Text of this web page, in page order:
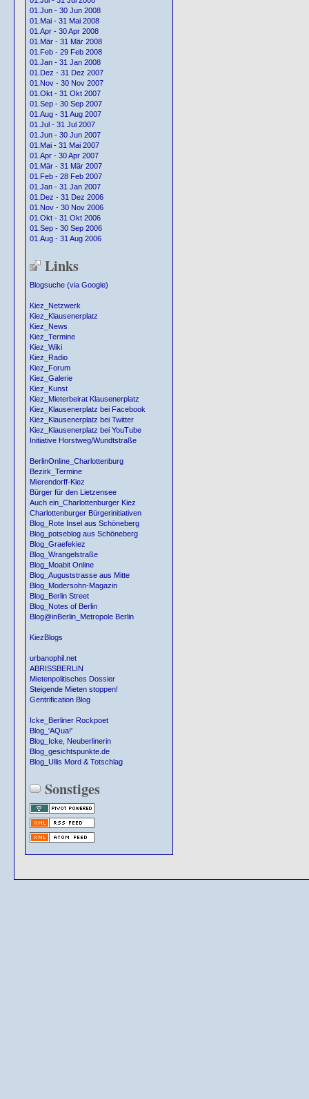
01.Jun - 30 Jun 2008
01.Mai - 31 Mai 2008
01.Apr - 30 Apr 2008
01.Mär - 31 Mär 2008
01.Feb - 29 Feb 2008
01.Jan - 31 Jan 2008
01.Dez - 31 Dez 2007
01.Nov - 30 Nov 2007
01.Okt - 31 Okt 2007
01.Sep - 30 Sep 2007
01.Aug - 31 Aug 2007
01.Jul - 31 Jul 2007
01.Jun - 30 Jun 2007
01.Mai - 31 Mai 2007
01.Apr - 30 Apr 2007
01.Mär - 31 Mär 2007
01.Feb - 28 Feb 2007
01.Jan - 31 Jan 2007
01.Dez - 31 Dez 2006
01.Nov - 30 Nov 2006
01.Okt - 31 Okt 2006
01.Sep - 30 Sep 2006
01.Aug - 31 Aug 2006
Links
Blogsuche (via Google)
Kiez_Netzwerk
Kiez_Klausenerplatz
Kiez_News
Kiez_Termine
Kiez_Wiki
Kiez_Radio
Kiez_Forum
Kiez_Galerie
Kiez_Kunst
Kiez_Mieterbeirat Klausenerplatz
Kiez_Klausenerplatz bei Facebook
Kiez_Klausenerplatz bei Twitter
Kiez_Klausenerplatz bei YouTube
Initiative Horstweg/Wundtstraße
BerlinOnline_Charlottenburg
Bezirk_Termine
Mierendorff-Kiez
Bürger für den Lietzensee
Auch ein_Charlottenburger Kiez
Charlottenburger Bürgerinitiativen
Blog_Rote Insel aus Schöneberg
Blog_potseblog aus Schöneberg
Blog_Graefekiez
Blog_Wrangelstraße
Blog_Moabit Online
Blog_Auguststrasse aus Mitte
Blog_Modersohn-Magazin
Blog_Berlin Street
Blog_Notes of Berlin
Blog@inBerlin_Metropole Berlin
KiezBlogs
urbanophil.net
ABRISSBERLIN
Mietenpolitisches Dossier
Steigende Mieten stoppen!
Gentrification Blog
Icke_Berliner Rockpoet
Blog_'AQua!'
Blog_Icke, Neuberlinerin
Blog_gesichtspunkte.de
Blog_Ullis Mord & Totschlag
Sonstiges